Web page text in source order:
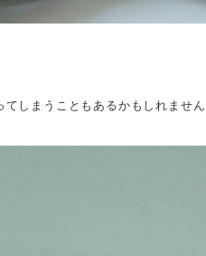
しまうこともあるかもしれません